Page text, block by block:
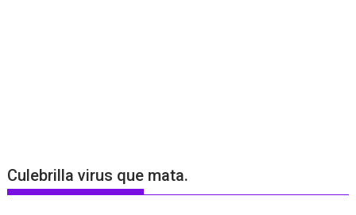
Culebrilla virus que mata.